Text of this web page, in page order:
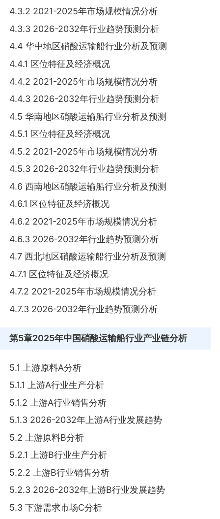
4.3.2 2021-2025年市场规模情况分析
4.3.3 2026-2032年行业趋势预测分析
4.4 华中地区硝酸运输船行业分析及预测
4.4.1 区位特征及经济概况
4.4.2 2021-2025年市场规模情况分析
4.4.3 2026-2032年行业趋势预测分析
4.5 华南地区硝酸运输船行业分析及预测
4.5.1 区位特征及经济概况
4.5.2 2021-2025年市场规模情况分析
4.5.3 2026-2032年行业趋势预测分析
4.6 西南地区硝酸运输船行业分析及预测
4.6.1 区位特征及经济概况
4.6.2 2021-2025年市场规模情况分析
4.6.3 2026-2032年行业趋势预测分析
4.7 西北地区硝酸运输船行业分析及预测
4.7.1 区位特征及经济概况
4.7.2 2021-2025年市场规模情况分析
4.7.3 2026-2032年行业趋势预测分析
第5章2025年中国硝酸运输船行业产业链分析
5.1 上游原料A分析
5.1.1 上游A行业生产分析
5.1.2 上游A行业销售分析
5.1.3 2026-2032年上游A行业发展趋势
5.2 上游原料B分析
5.2.1 上游B行业生产分析
5.2.2 上游B行业销售分析
5.2.3 2026-2032年上游B行业发展趋势
5.3 下游需求市场C分析